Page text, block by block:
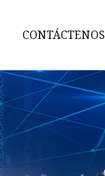
CONTÁCTENOS